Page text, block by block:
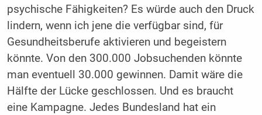
psychische Fähigkeiten? Es würde auch den Druck
lindern, wenn ich jene die verfügbar sind, für
Gesundheitsberufe aktivieren und begeistern
könnte. Von den 300.000 Jobsuchenden könnte
man eventuell 30.000 gewinnen. Damit wäre die
Hälfte der Lücke geschlossen. Und es braucht
eine Kampagne. Jedes Bundesland hat ein